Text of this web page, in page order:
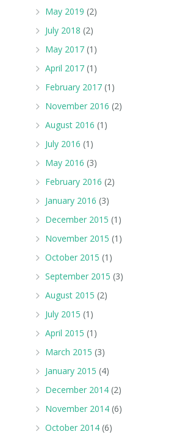
May 2019 (2)
July 2018 (2)
May 2017(1)
April 2017(1)
February 2017(1)
November 2016 (2)
August 2016 (1)
July 2016 (1)
May 2016 (3)
February 2016 (2)
January 2016 (3)
December 2015 (1)
November 2015 (1)
October 2015 (1)
September 2015 (3)
August 2015 (2)
July 2015 (1)
April 2015 (1)
March 2015 (3)
January 2015 (4)
December 2014(2)
November 2014(6)
October 2014(6)